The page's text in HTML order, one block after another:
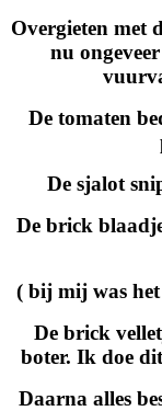
Overgieten met
nu
De tomaten
De sjalot
De brick
( bij mij was het
De brick
boter. Ik doe
Daarna alles